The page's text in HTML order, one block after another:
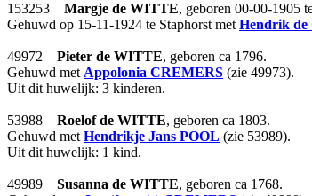
153253 Margje de WITTE, geboren 00-00-1905
Gehuwd op 15-11-1924 te Staphorst met Hendrik de
49972 Pieter de WITTE, geboren ca 1796.
Gehuwd met Appolonia CREMERS (zie 49973).
Uit dit huwelijk: 3 kinderen.
53988 Roelof de WITTE, geboren ca 1803.
Gehuwd met Hendrikje Jans POOL (zie 53989).
Uit dit huwelijk: 1 kind.
49989 Susanna de WITTE, geboren ca 1768.